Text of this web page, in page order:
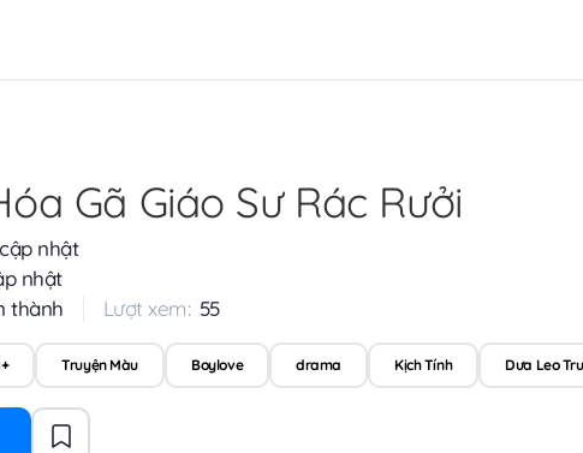
Gã Giáo Sư Rác Rưởi
nhật
nhật
thành Lượt xem: 55
Truyện Màu Boylove drama Kịch Tính Dưa Leo